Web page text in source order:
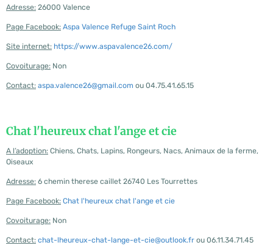
Adresse: 26000 Valence
Page Facebook: Aspa Valence Refuge Saint Roch
Site internet: https://www.aspavalence26.com/
Covoiturage: Non
Contact: aspa.valence26@gmail.com ou 04.75.41.65.15
Chat l'heureux chat l'ange et cie
A l’adoption: Chiens, Chats, Lapins, Rongeurs, Nacs, Animaux de la ferme,
Oiseaux
Adresse: 6 chemin therese caillet 26740 Les Tourrettes
Page Facebook: Chat l'heureux chat l'ange et cie
Covoiturage: Non
Contact: chat-lheureux-chat-lange-et-cie@outlook.fr ou 06.11.34.71.45